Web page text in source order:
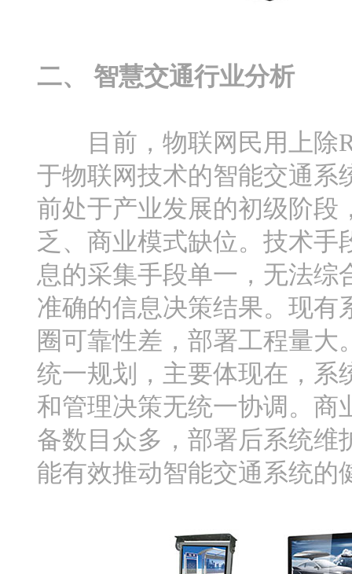
二、 智慧交通行业分析
目前，物联网民用上除
于物联网技术的智能交通系
前处于产业发展的初级阶段
乏、商业模式缺位。技术
息的采集手段单一，无法综
准确的信息决策结果。现有
圈可靠性差，部署工程量
统一规划，主要体现在，系
和管理决策无统一协调。
备数目众多，部署后系统维
能有效推动智能交通系统的